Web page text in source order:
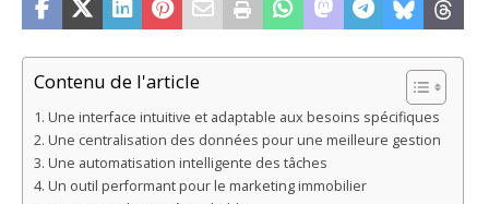
Contenu de l'article
Une interface intuitive et adaptable aux besoins spécifiques
Une centralisation des données pour une meilleure gestion
Une automatisation intelligente des tâches
Un outil performant pour le marketing immobilier